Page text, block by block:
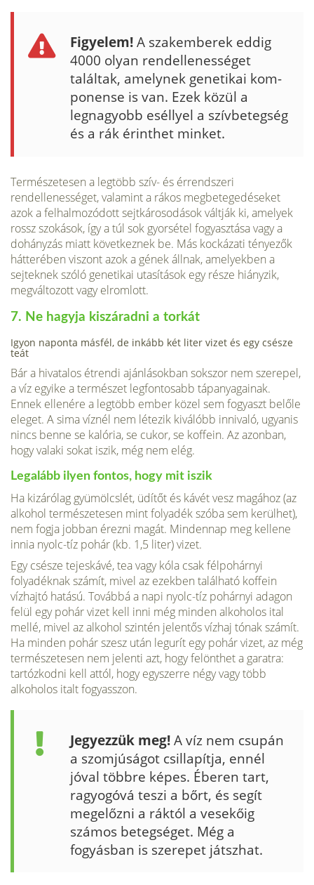
Figyelem!A szakemberek eddig
4000 olyan rendellenességet
találtak, amelynek genetikai kom­
ponense is van. Ezek közül a
legnagyobb eséllyel a szívbetegség
és a rák érinthet minket.
Természetesen a legtöbb szív- és érrendszeri
rendellenességet, valamint a rákos megbetegedéseket
azok a felhalmozódott sejtkárosodások váltják ki, amelyek
rossz szokások, így a túl sok gyorsétel fogyasztása vagy a
dohányzás miatt követ­keznek be. Más kockázati tényezők
hátterében viszont azok a gének állnak, ame­lyekben a
sejteknek szóló genetikai utasítások egy része hiányzik,
megváltozott vagy elromlott.
7. Ne hagyja kiszáradni a torkát
Igyon naponta másfél, de inkább két liter vizet és egy csésze
teát
Bár a hivatalos étrendi ajánlásokban sokszor nem szerepel,
a víz egyike a termé­szet legfontosabb tápanyagainak.
Ennek ellenére a legtöbb ember közel sem fo­gyaszt belőle
eleget. A sima víznél nem létezik kiválóbb innivaló, ugyanis
nincs benne se kalória, se cukor, se koffein. Az azonban,
hogy valaki sokat iszik, még nem elég.
Legalább ilyen fontos, hogy mit iszik
Ha kizárólag gyümölcslét, üdítőt és kávét vesz magához (az
alkohol természetesen mint folyadék szóba sem kerül­het),
nem fogja jobban érezni magát. Mindennap meg kellene
innia nyolc-tíz pohár (kb. 1,5 liter) vizet.
Egy csésze tejeskávé, tea vagy kóla csak félpohárnyi
folyadéknak számít, mivel az ezekben található koffein
vízhajtó hatású. Továbbá a napi nyolc-tíz pohárnyi adagon
felül egy pohár vizet kell inni még minden alkoholos ital
mellé, mivel az alkohol szintén jelentős vízhaj tónak számít.
Ha minden pohár szesz után legurít egy pohár vizet, az még
természetesen nem jelenti azt, hogy felönthet a garatra:
tartóz­kodni kell attól, hogy egyszerre négy vagy több
alkoholos italt fogyasszon.
Jegyezzük meg!A víz nem csupán
a szomjúságot csillapítja, ennél
jóval többre képes. Éberen tart,
ragyogóvá teszi a bőrt, és segít
megelőzni a ráktól a vesekőig
számos be­tegséget. Még a
fogyásban is szerepet játszhat.